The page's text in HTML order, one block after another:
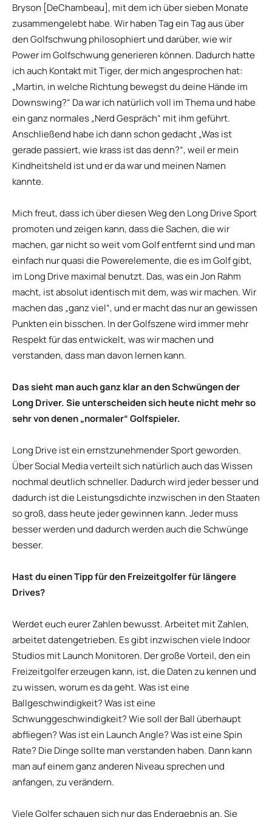
Bryson [DeChambeau], mit dem ich über sieben Monate
zusammengelebt habe. Wir haben Tag ein Tag aus über
den Golfschwung philosophiert und darüber, wie wir
Power im Golfschwung generieren können. Dadurch hatte
ich auch Kontakt mit Tiger, der mich angesprochen hat:
„Martin, in welche Richtung bewegst du deine Hände im
Downswing?“ Da war ich natürlich voll im Thema und habe
ein ganz normales „Nerd Gespräch“ mit ihm geführt.
Anschließend habe ich dann schon gedacht „Was ist
gerade passiert, wie krass ist das denn?“, weil er mein
Kindheitsheld ist und er da war und meinen Namen
kannte.
Mich freut, dass ich über diesen Weg den Long Drive Sport
promoten und zeigen kann, dass die Sachen, die wir
machen, gar nicht so weit vom Golf entfernt sind und man
einfach nur quasi die Powerelemente, die es im Golf gibt,
im Long Drive maximal benutzt. Das, was ein Jon Rahm
macht, ist absolut identisch mit dem, was wir machen. Wir
machen das „ganz viel“, und er macht das nur an gewissen
Punkten ein bisschen. In der Golfszene wird immer mehr
Respekt für das entwickelt, was wir machen und
verstanden, dass man davon lernen kann.
Das sieht man auch ganz klar an den Schwüngen der
Long Driver. Sie unterscheiden sich heute nicht mehr so
sehr von denen „normaler“ Golfspieler.
Long Drive ist ein ernstzunehmender Sport geworden.
Über Social Media verteilt sich natürlich auch das Wissen
nochmal deutlich schneller. Dadurch wird jeder besser und
dadurch ist die Leistungsdichte inzwischen in den Staaten
so groß, dass heute jeder gewinnen kann. Jeder muss
besser werden und dadurch werden auch die Schwünge
besser.
Hast du einen Tipp für den Freizeitgolfer für längere
Drives?
Werdet euch eurer Zahlen bewusst. Arbeitet mit Zahlen,
arbeitet datengetrieben. Es gibt inzwischen viele Indoor
Studios mit Launch Monitoren. Der große Vorteil, den ein
Freizeitgolfer erzeugen kann, ist, die Daten zu kennen und
zu wissen, worum es da geht. Was ist eine
Ballgeschwindigkeit? Was ist eine
Schwunggeschwindigkeit? Wie soll der Ball überhaupt
abfliegen? Was ist ein Launch Angle? Was ist eine Spin
Rate? Die Dinge sollte man verstanden haben. Dann kann
man auf einem ganz anderen Niveau sprechen und
anfangen, zu verändern.
Viele Golfer schauen sich nur das Endergebnis an. Sie